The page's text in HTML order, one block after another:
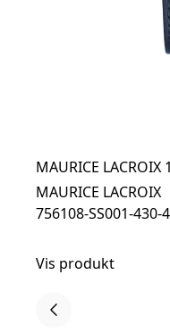
MAURICE
MAURICE LACROIX
756108-SS001-430-4
Vis produkt